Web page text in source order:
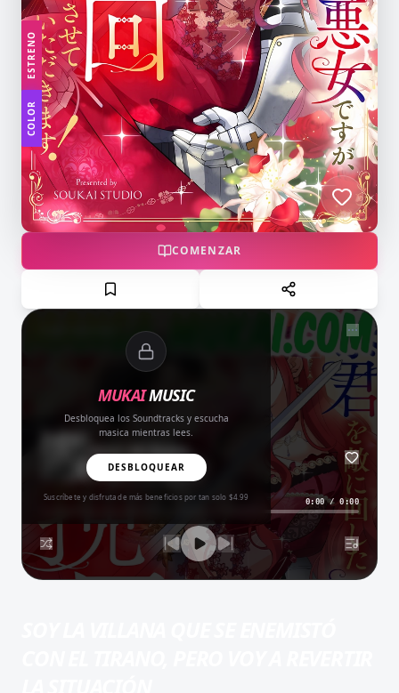
ESTRENO
COLOR
COMENZAR
MUKAIMUSIC
Desbloquea los Soundtracks y escucha
masica mientras lees.
DESBLOQUEAR
Suscríbete y disfruta de más beneficios por tan solo $4.99
Amor del Bueno
BALADA
0:00/0:00